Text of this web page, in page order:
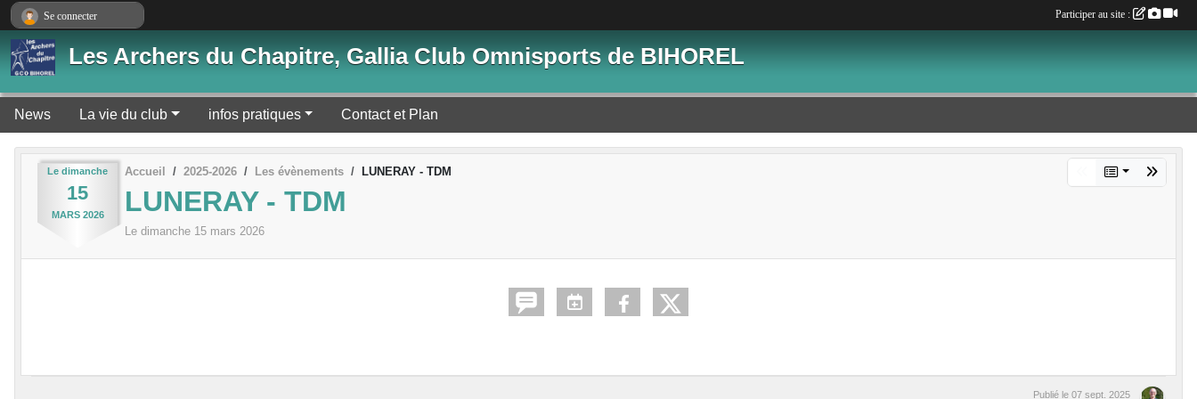
Les Archers du Chapitre, Gallia Club Omnisports de BIHOREL
News La vie du club infos pratiques Contact et Plan
Le dimanche
15
MARS 2026
Accueil 2025-2026 Les évènements LUNERAY - TDM
LUNERAY - TDM
Le dimanche 15 mars 2026
Publié le 07 sept. 2025
Se connecter Participer au site :
Panneau de gestion des cookies